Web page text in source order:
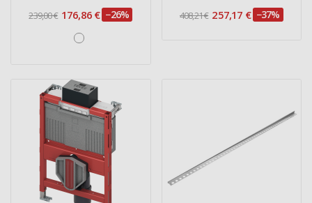
239,00 € 176,86 € −26% 408,21 € 257,17 € −37%